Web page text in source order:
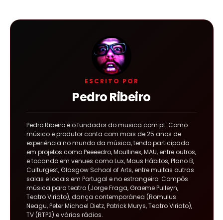
ESCRITO POR
Pedro Ribeiro
Pedro Ribeiro é o fundador do musica.com.pt. Como
músico e produtor conta com mais de 25 anos de
experiência no mundo da música, tendo participado
em projetos como Peeeedro, Moullinex, MAU, entre outros,
e tocando em venues como Lux, Maus Hábitos, Plano B,
Culturgest, Glasgow School of Arts, entre muitas outras
salas e locais em Portugal e no estrangeiro. Compôs
música para teatro (Jorge Fraga, Graeme Pulleyn,
Teatro Viriato), dança contemporânea (Romulus
Neagu, Peter Michael Dietz, Patrick Murys, Teatro Viriato),
TV (RTP2) e várias rádios.